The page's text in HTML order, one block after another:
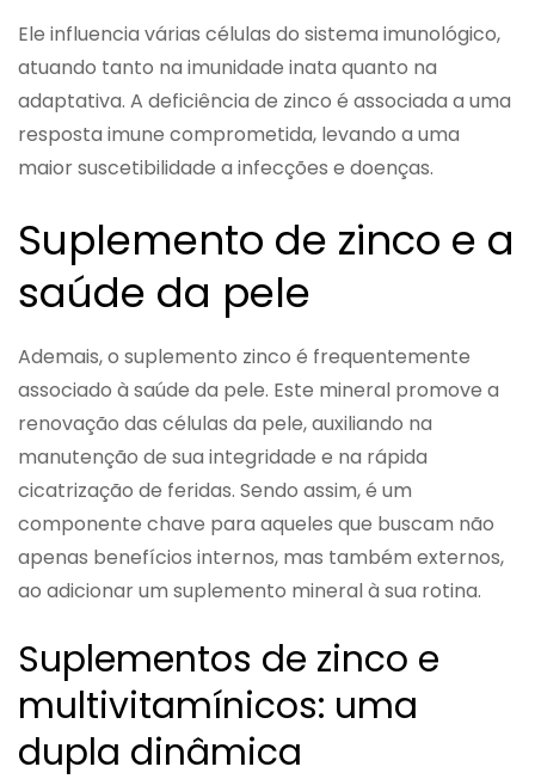
Ele influencia várias células do sistema imunológico,
atuando tanto na imunidade inata quanto na
adaptativa. A deficiência de zinco é associada a uma
resposta imune comprometida, levando a uma
maior suscetibilidade a infecções e doenças.
Suplemento de zinco e a
saúde da pele
Ademais, o suplemento zinco é frequentemente
associado à saúde da pele. Este mineral promove a
renovação das células da pele, auxiliando na
manutenção de sua integridade e na rápida
cicatrização de feridas. Sendo assim, é um
componente chave para aqueles que buscam não
apenas benefícios internos, mas também externos,
ao adicionar um suplemento mineral à sua rotina.
Suplementos de zinco e
multivitamínicos: uma
dupla dinâmica